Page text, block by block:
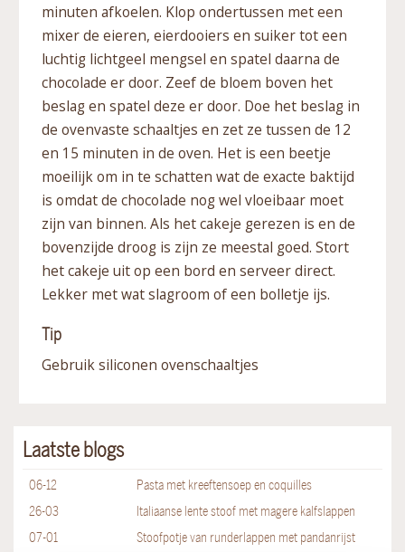
minuten afkoelen. Klop ondertussen met een
mixer de eieren, eierdooiers en suiker tot een
luchtig lichtgeel mengsel en spatel daarna de
chocolade er door. Zeef de bloem boven het
beslag en spatel deze er door. Doe het beslag in
de ovenvaste schaaltjes en zet ze tussen de 12
en 15 minuten in de oven. Het is een beetje
moeilijk om in te schatten wat de exacte baktijd
is omdat de chocolade nog wel vloeibaar moet
zijn van binnen. Als het cakeje gerezen is en de
bovenzijde droog is zijn ze meestal goed. Stort
het cakeje uit op een bord en serveer direct.
Lekker met wat slagroom of een bolletje ijs.
Tip
Gebruik siliconen ovenschaaltjes
Laatste blogs
06-12
Pasta met kreeftensoep en coquilles
26-03
Italiaanse lente stoof met magere kalfslappen
07-01
Stoofpotje van runderlappen met pandanrijst